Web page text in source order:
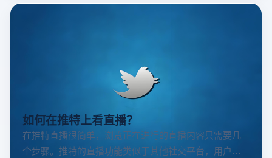
如何在推特上看直播？
在推特直播很简单，浏览正在进行的直播内容只需要几
个步骤。推特的直播功能类似于其他社交平台，用户可